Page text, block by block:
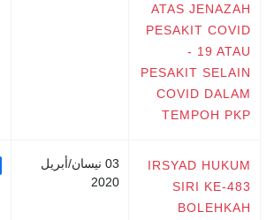
ATAS JENAZAH
PESAKIT COVID
- 19 ATAU
PESAKIT SELAIN
COVID DALAM
TEMPOH PKP
IRSYAD HUKUM
SIRI KE-483
BOLEHKAH
03 نيسان/أبريل
2020